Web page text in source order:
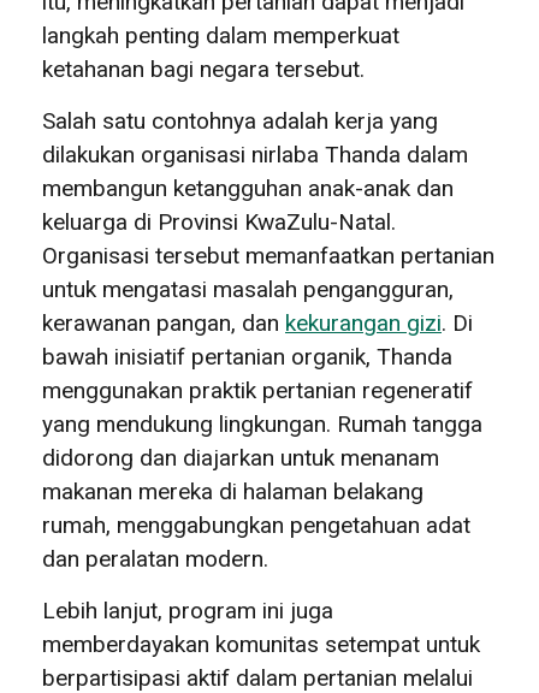
langkah penting dalam memperkuat
ketahanan bagi negara tersebut.
Salah satu contohnya adalah kerja yang
dilakukan organisasi nirlaba Thanda dalam
membangun ketangguhan anak-anak dan
keluarga di Provinsi KwaZulu-Natal.
Organisasi tersebut memanfaatkan pertanian
untuk mengatasi masalah pengangguran,
kerawanan pangan, dan kekurangan gizi. Di
bawah inisiatif pertanian organik, Thanda
menggunakan praktik pertanian regeneratif
yang mendukung lingkungan. Rumah tangga
didorong dan diajarkan untuk menanam
makanan mereka di halaman belakang
rumah, menggabungkan pengetahuan adat
dan peralatan modern.
Lebih lanjut, program ini juga
memberdayakan komunitas setempat untuk
berpartisipasi aktif dalam pertanian melalui